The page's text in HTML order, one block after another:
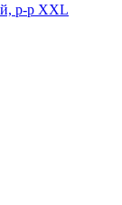
р-р XXL